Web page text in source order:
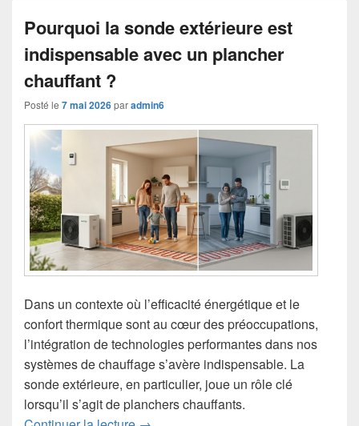
Pourquoi la sonde extérieure est
indispensable avec un plancher
chauffant ?
Posté le 7 mai 2026paradmin6
Dans un contexte où l’efficacité énergétique et le
confort thermique sont au cœur des préoccupations,
l’intégration de technologies performantes dans nos
systèmes de chauffage s’avère indispensable. La
sonde extérieure, en particulier, joue un rôle clé
lorsqu’il s’agit de planchers chauffants.